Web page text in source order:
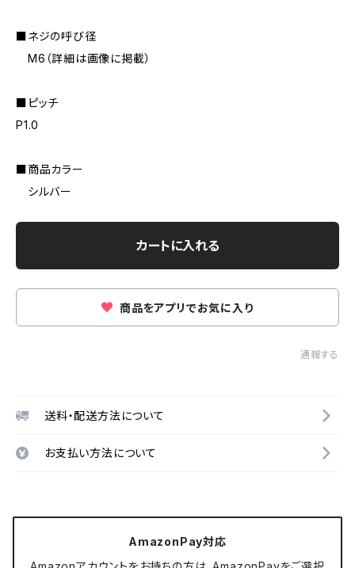
■ネジの呼び径
M6（詳細は画像に掲載）
■ピッチ
P1.0
■商品カラー
シルバー
カートに入れる
商品をアプリでお気に入り
通報する
送料・配送方法について
お支払い方法について
AmazonPay対応